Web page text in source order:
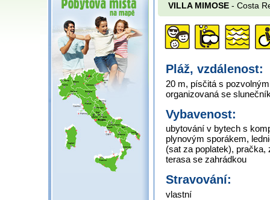
VILLA MIMOSE - Costa
Pláž, vzdálenost:
20 m, písčitá s
organizovaná se
Vybavenost:
ubytování v bytech s
plynovým sporákem,
(sat za poplatek), pračka,
terasa se zahrádkou
Stravování:
vlastní